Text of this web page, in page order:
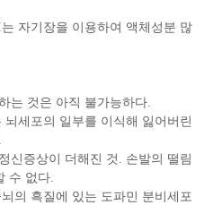
자기장을 이용하여 액체성분 많
는 것은 아직 불가능하다.
세포의 일부를 이식해 잃어버린
신증상이 더해진 것. 손발의 떨림
수 없다.
의 흑질에 있는 도파민 분비세포